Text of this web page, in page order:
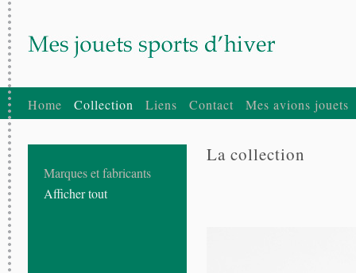
Home Collection Liens Contact Mes avions jouets
Marques et fabricants
Afficher tout
La collection